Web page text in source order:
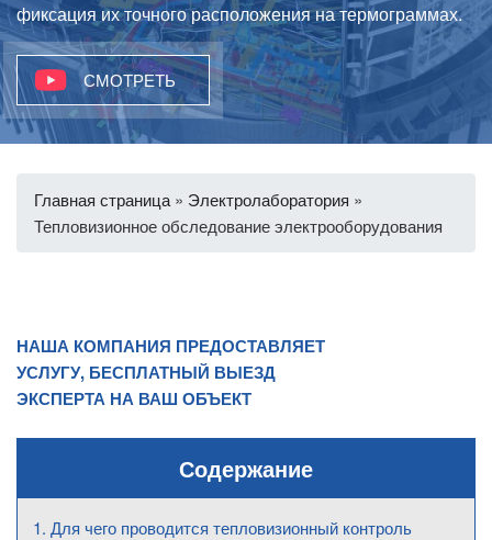
фиксация их точного расположения на термограммах.
СМОТРЕТЬ
Главная страница » Электролаборатория »
Тепловизионное обследование электрооборудования
НАША КОМПАНИЯ ПРЕДОСТАВЛЯЕТ
УСЛУГУ, БЕСПЛАТНЫЙ ВЫЕЗД
ЭКСПЕРТА НА ВАШ ОБЪЕКТ
Содержание
Для чего проводится тепловизионный контроль